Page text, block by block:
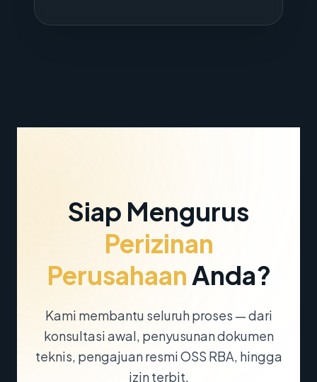
Siap Mengurus
Perizinan
PerusahaanAnda?
Kami membantu seluruh proses — dari
konsultasi awal, penyusunan dokumen
teknis, pengajuan resmi OSS RBA, hingga
izin terbit.